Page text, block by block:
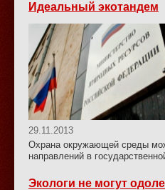
Идеальный экотандем
29.11.2013
Охрана окружающей среды
направлений в
Экологи не могут